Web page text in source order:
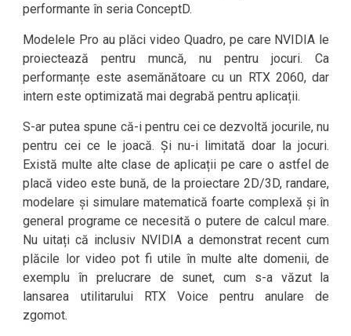
performante în seria ConceptD.
Modelele Pro au plăci video Quadro, pe care NVIDIA le
proiectează pentru muncă, nu pentru jocuri. Ca
performanțe este asemănătoare cu un RTX 2060, dar
intern este optimizată mai degrabă pentru aplicații.
S-ar putea spune că-i pentru cei ce dezvoltă jocurile, nu
pentru cei ce le joacă. Și nu-i limitată doar la jocuri.
Există multe alte clase de aplicații pe care o astfel de
placă video este bună, de la proiectare 2D/3D, randare,
modelare și simulare matematică foarte complexă și în
general programe ce necesită o putere de calcul mare.
Nu uitați că inclusiv NVIDIA a demonstrat recent cum
plăcile lor video pot fi utile în multe alte domenii, de
exemplu în prelucrare de sunet, cum s-a văzut la
lansarea utilitarului RTX Voice pentru anulare de
zgomot.